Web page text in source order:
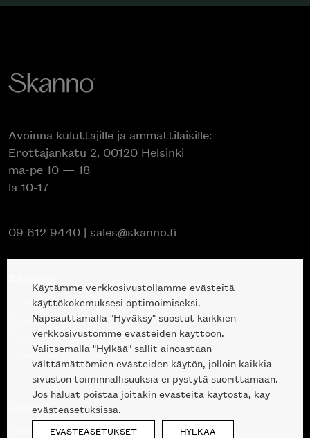
Avoinna kuluttajille ja ammattilaisille:
Erottajankatu 2, 00120 Helsinki
ma-pe 10 — 18
la 10-17
09 612 9440 | sales@skanno.fi
Tuotteet
Suunnittelupalvelu
Projektimyynti
Liike Helsingin keskustassa
Outlet
Poistuvat mallikappaleet
Käytämme verkkosivustollamme evästeitä
käyttökokemuksesi optimoimiseksi.
Napsauttamalla "Hyväksy" suostut kaikkien
verkkosivustomme evästeiden käyttöön.
Valitsemalla "Hylkää" sallit ainoastaan
välttämättömien evästeiden käytön, jolloin kaikkia
sivuston toiminnallisuuksia ei pystytä suorittamaan.
Jos haluat poistaa joitakin evästeitä käytöstä, käy
evästeasetuksissa.
EVÄSTEASETUKSET HYLKÄÄ